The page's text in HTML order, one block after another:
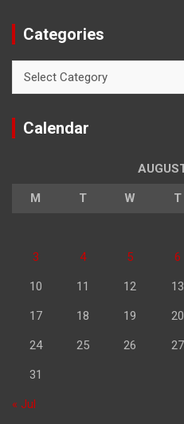
Categories
Calendar
M T W T
3 4 5 6
10 11 12 13
17 18 19 20
24 25 26 27
31
« Jul